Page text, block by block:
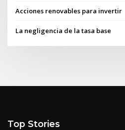
Acciones renovables para invertir
La negligencia de la tasa base
Top Stories